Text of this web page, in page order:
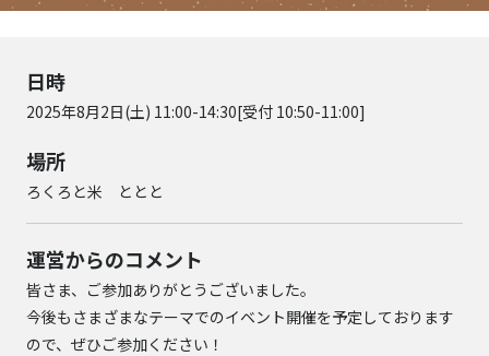
日時
2025年8月2日(土) 11:00-14:30[受付 10:50-11:00]
場所
ろくろと米 ととと
運営からのコメント
皆さま、ご参加ありがとうございました。
今後もさまざまなテーマでのイベント開催を予定しております
ので、ぜひご参加ください！